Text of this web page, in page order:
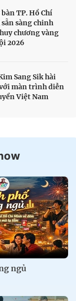
TP. Hồ Chí
sàng chinh
chương vàng
2026
Sang Sik hài
màn trình diễn
Việt Nam
ngủ